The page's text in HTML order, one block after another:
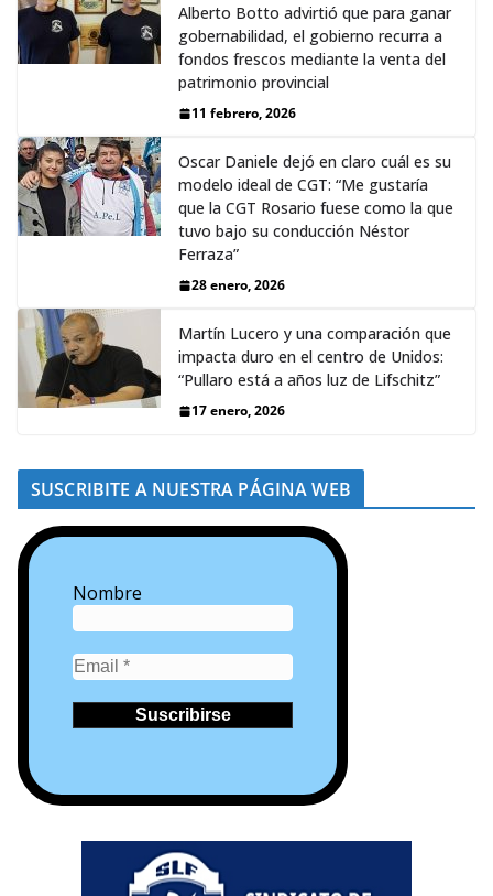
Alberto Botto advirtió que para ganar
gobernabilidad, el gobierno recurra a
fondos frescos mediante la venta del
patrimonio provincial
11 febrero, 2026
Oscar Daniele dejó en claro cuál es su
modelo ideal de CGT: “Me gustaría
que la CGT Rosario fuese como la que
tuvo bajo su conducción Néstor
Ferraza”
28 enero, 2026
Martín Lucero y una comparación que
impacta duro en el centro de Unidos:
“Pullaro está a años luz de Lifschitz”
17 enero, 2026
SUSCRIBITE A NUESTRA PÁGINA WEB
Nombre